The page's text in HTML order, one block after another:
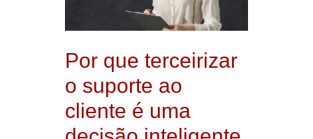
Por que terceirizar
o suporte ao
cliente é uma
cliente
é
uma
decisão